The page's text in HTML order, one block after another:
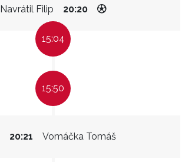
Navrátil Filip 20:20
15:04
15:50
Vomáčka Tomáš
20:21